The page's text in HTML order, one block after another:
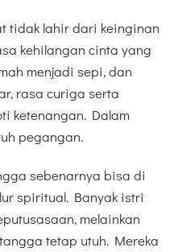
tidak lahir dari keinginan
kehilangan cinta yang
menjadi sepi, dan
rasa curiga serta
ketenangan. Dalam
pegangan.
sebenarnya bisa di
spiritual. Banyak istri
melainkan
tetap utuh. Mereka